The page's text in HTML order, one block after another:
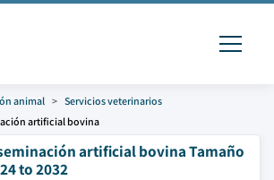
animal
Servicios veterinarios
artificial bovina
artificial bovina Tamaño
to 2032